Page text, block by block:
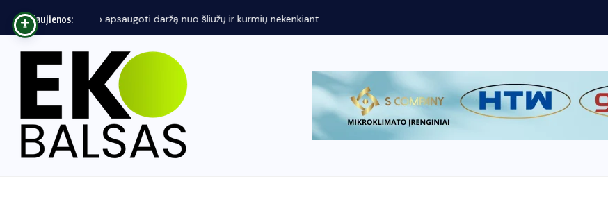
Naujienos: Ministrės dr. M. Jakubauskienės komandos veiklos rezultatai: dėmesys...